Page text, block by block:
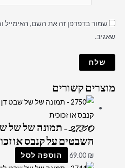
שמור בדפדפן זה את השם,
שאגיב.
מוצרים קשורים
השבטים על קנבס או
69.00 ₪ הוספה לסל